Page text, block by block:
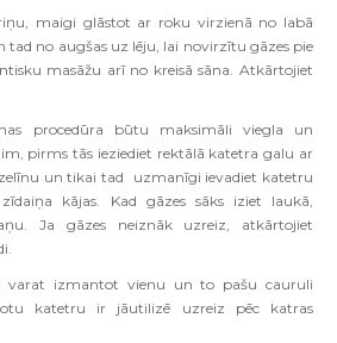
maigi glāstot ar roku virzienā no labā
tad no augšas uz lēju, lai novirzītu gāzes pie
masāžu arī no kreisā sāna. Atkārtojiet
procedūra būtu maksimāli viegla un
pirms tās ieziediet rektālā katetra galu ar
un tikai tad uzmanīgi ievadiet katetru
kājas. Kad gāzes sāks iziet laukā,
Ja gāzes neiznāk uzreiz, atkārtojiet
varat izmantot vienu un to pašu cauruli
katetru ir jāutilizē uzreiz pēc katras